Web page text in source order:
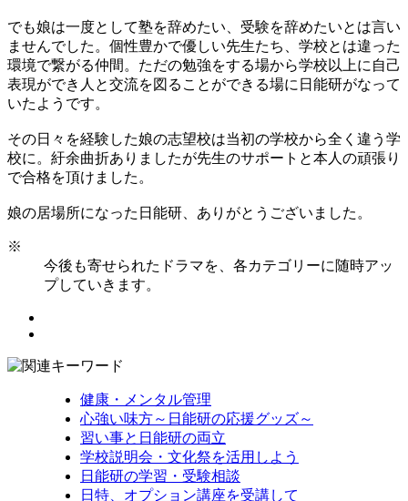
でも娘は一度として塾を辞めたい、受験を辞めたいとは言い
ませんでした。個性豊かで優しい先生たち、学校とは違った
環境で繋がる仲間。ただの勉強をする場から学校以上に自己
表現ができ人と交流を図ることができる場に日能研がなって
いたようです。
その日々を経験した娘の志望校は当初の学校から全く違う学
校に。紆余曲折ありましたが先生のサポートと本人の頑張り
で合格を頂けました。
娘の居場所になった日能研、ありがとうございました。
※
今後も寄せられたドラマを、各カテゴリーに随時アッ
プしていきます。
健康・メンタル管理
心強い味方～日能研の応援グッズ～
習い事と日能研の両立
学校説明会・文化祭を活用しよう
日能研の学習・受験相談
日特、オプション講座を受講して